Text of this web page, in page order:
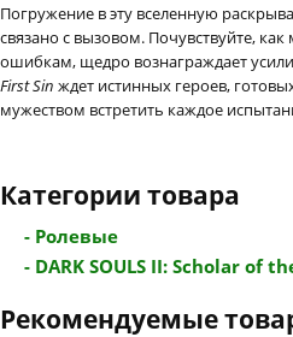
Погружение в эту вселенную
связано с вызовом. Почувствуйте,
ошибкам, щедро вознаграждает
First Sin ждет истинных героев,
мужеством встретить каждое
Категории товара
- Ролевые
- DARK SOULS II: Scholar of
Рекомендуемые